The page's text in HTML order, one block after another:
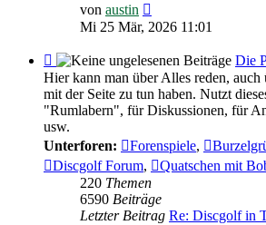
von austin
Beitrag
Mi 25 Mär, 2026 11:01
Feed
-
Die
Plauderecke
Die
Hier kann man über Alles reden,
mit der Seite zu tun haben. Nutzt
"Rumlabern", für Diskussionen, für
usw.
Unterforen:
Forenspiele,
Discgolf Forum,
Quatschen mit
220 Themen
6590 Beiträge
Letzter Beitrag Re: Discgolf in